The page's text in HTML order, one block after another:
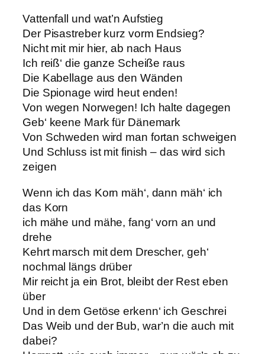
Vattenfall und wat’n Aufstieg
Der Pisastreber kurz vorm Endsieg?
Nicht mit mir hier, ab nach Haus
Ich reiß‘ die ganze Scheiße raus
Die Kabellage aus den Wänden
Die Spionage wird heut enden!
Von wegen Norwegen! Ich halte dagegen
Geb‘ keene Mark für Dänemark
Von Schweden wird man fortan schweigen
Und Schluss ist mit finish – das wird sich
zeigen
Wenn ich das Korn mäh‘, dann mäh‘ ich
das Korn
ich mähe und mähe, fang‘ vorn an und
drehe
Kehrt marsch mit dem Drescher, geh‘
nochmal längs drüber
Mir reicht ja ein Brot, bleibt der Rest eben
über
Und in dem Getöse erkenn‘ ich Geschrei
Das Weib und der Bub, war’n die auch mit
dabei?